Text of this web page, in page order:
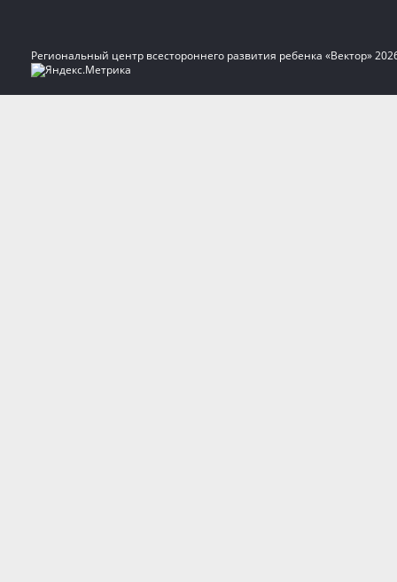
Региональный центр всестороннего развития ребенка «Вектор»